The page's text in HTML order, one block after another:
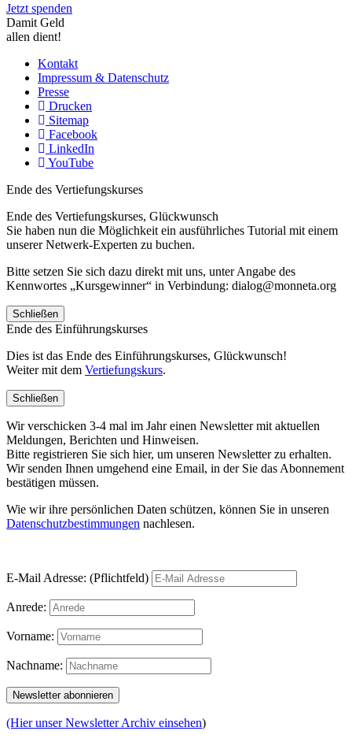
Jetzt spenden
Damit Geld
allen dient!
Kontakt
Impressum & Datenschutz
Presse
Drucken
Sitemap
Facebook
LinkedIn
YouTube
Ende des Vertiefungskurses
Ende des Vertiefungskurses, Glückwunsch
Sie haben nun die Möglichkeit ein ausführliches Tutorial mit einem
unserer Netwerk-Experten zu buchen.
Bitte setzen Sie sich dazu direkt mit uns, unter Angabe des
Kennwortes „Kursgewinner“ in Verbindung: dialog@monneta.org
Schließen
Ende des Einführungskurses
Dies ist das Ende des Einführungskurses, Glückwunsch!
Weiter mit dem Vertiefungskurs.
Schließen
Wir verschicken 3-4 mal im Jahr einen Newsletter mit aktuellen
Meldungen, Berichten und Hinweisen.
Bitte registrieren Sie sich hier, um unseren Newsletter zu erhalten.
Wir senden Ihnen umgehend eine Email, in der Sie das Abonnement
bestätigen müssen.
Wie wir ihre persönlichen Daten schützen, können Sie in unseren
Datenschutzbestimmungen nachlesen.
E-Mail Adresse: (Pflichtfeld)
Anrede:
Vorname:
Nachname:
(Hier unser Newsletter Archiv einsehen)